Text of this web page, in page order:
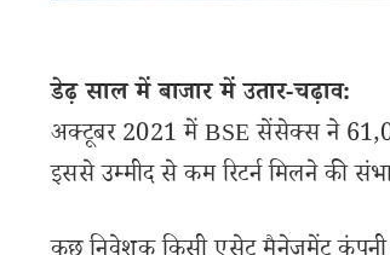
डेढ़ साल में बाजार में उतार-चढ़ाव:
अक्टूबर 2021 में BSE सेंसेक्स ने
इससे उम्मीद से कम रिटर्न मिलने की